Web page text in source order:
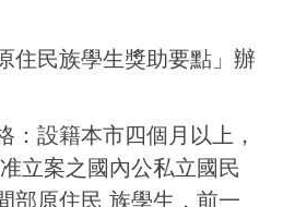
住民族學生獎助要點」辦
：設籍本市四個月以上，
立案之國內公私立國民
部原住民 族學生，前一